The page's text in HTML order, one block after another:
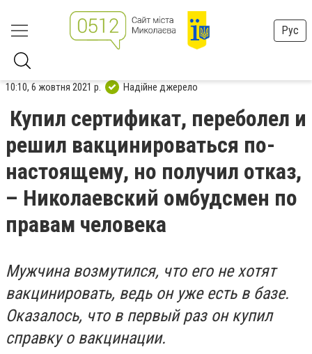
Рус
10:10, 6 жовтня 2021 р. Надійне джерело
Купил сертификат, переболел и
решил вакцинироваться по-
настоящему, но получил отказ,
– Николаевский омбудсмен по
правам человека
Мужчина возмутился, что его не хотят
вакцинировать, ведь он уже есть в базе.
Оказалось, что в первый раз он купил
справку о вакцинации.